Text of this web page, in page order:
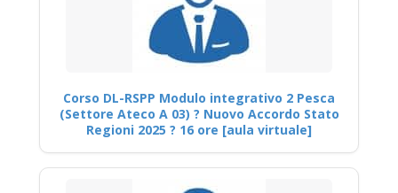
Corso DL-RSPP Modulo integrativo 2 Pesca
(Settore Ateco A 03) ? Nuovo Accordo Stato
Regioni 2025 ? 16 ore [aula virtuale]